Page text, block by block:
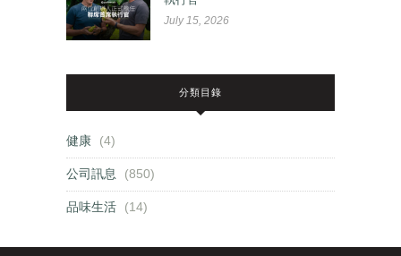
July 15, 2026
分類目錄
健康 (4)
公司訊息 (850)
品味生活 (14)